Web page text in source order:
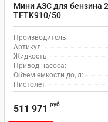
Мини АЗС для бензина
TFTK910/50
Производитель:
Артикул:
Жидкость:
Привод насоса:
Объем емкости до, л:
Пистолет:
511 971 руб